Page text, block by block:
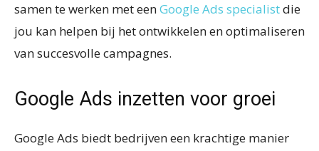
samen te werken met eenGoogle Ads specialistdie
jou kan helpen bij het ontwikkelen en optimaliseren
van succesvolle campagnes.
Google Ads inzetten voor groei
Google Ads biedt bedrijven een krachtige manier